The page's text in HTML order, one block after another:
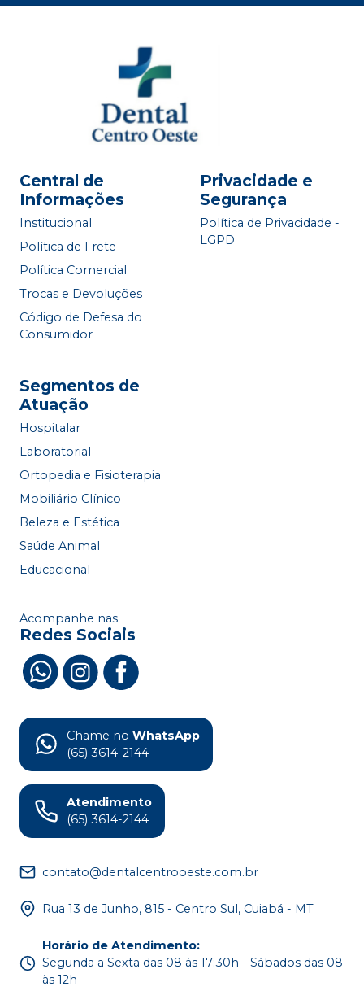
Central de
Informações
Institucional
Política de Frete
Política Comercial
Trocas e Devoluções
Código de Defesa do
Consumidor
Privacidade e
Segurança
Política de Privacidade -
LGPD
Segmentos de
Atuação
Hospitalar
Laboratorial
Ortopedia e Fisioterapia
Mobiliário Clínico
Beleza e Estética
Saúde Animal
Educacional
Acompanhe nas
Redes Sociais
Chame no WhatsApp
(65) 3614-2144
Atendimento
(65) 3614-2144
contato@dentalcentrooeste.com.br
Rua 13 de Junho, 815 - Centro Sul, Cuiabá - MT
Horário de Atendimento:
Segunda a Sexta das 08 às 17:30h - Sábados das 08
às 12h